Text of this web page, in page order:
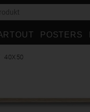
POSTERS
40X50